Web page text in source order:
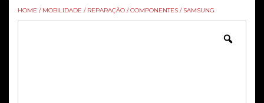
HOME / MOBILIDADE / REPARAÇÃO / COMPONENTES / SAMSUNG